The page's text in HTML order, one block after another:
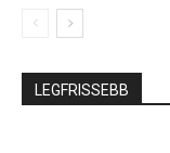
LEGFRISSEBB